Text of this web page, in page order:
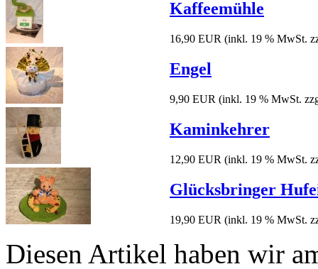
Kaffeemühle
16,90 EUR (inkl. 19 % MwSt.
Engel
9,90 EUR (inkl. 19 % MwSt.
Kaminkehrer
12,90 EUR (inkl. 19 % MwSt.
Glücksbringer
19,90 EUR (inkl. 19 % MwSt.
Diesen Artikel haben wir